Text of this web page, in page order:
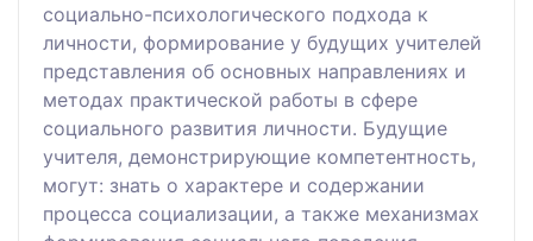
социально-психологического подхода к
личности, формирование у будущих учителей
представления об основных направлениях и
методах практической работы в сфере
социального развития личности. Будущие
учителя, демонстрирующие компетентность,
могут: знать о характере и содержании
процесса социализации, а также механизмах